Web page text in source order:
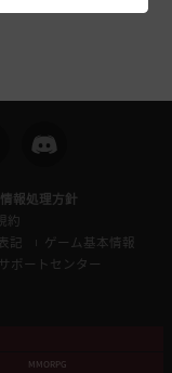
報処理方針
約
記
ゲーム基本情報
サポートセンター
MMORPG